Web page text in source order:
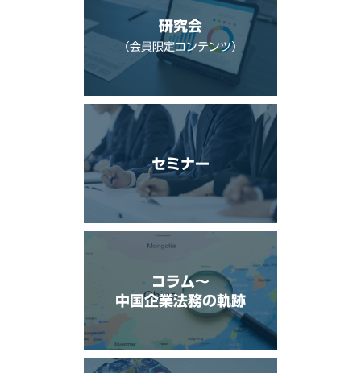
研究会
（会員限定コンテンツ）
セミナー
コラム〜
中国企業法務の軌跡